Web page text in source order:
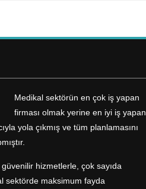
Medikal sektörün en çok iş yapan
firması olmak yerine en iyi iş yapan
yola çıkmış ve tüm planlamasını
hizmetlerle, çok sayıda
sektörde maksimum fayda